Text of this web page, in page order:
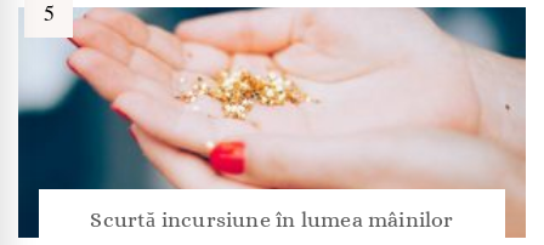
Scurtă incursiune în lumea mâinilor